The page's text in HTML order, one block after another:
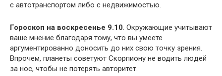
с автотранспортом либо с недвижимостью.
Гороскоп на воскресенье 9.10. Окружающие учитывают
ваше мнение благодаря тому, что вы умеете
аргументированно доносить до них свою точку зрения.
Впрочем, планеты советуют Скорпиону не водить людей
за нос, чтобы не потерять авторитет.